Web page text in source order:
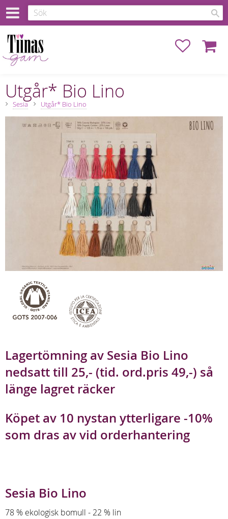
Favoriter
Utgår* Bio Lino
Sesia Utgår* Bio Lino
Lagertömning av Sesia Bio Lino
nedsatt till 25,- (tid. ord.pris 49,-) så
länge lagret räcker
Köpet av 10 nystan ytterligare -10%
som dras av vid orderhantering
Sesia Bio Lino
78 % ekologisk bomull - 22 % lin